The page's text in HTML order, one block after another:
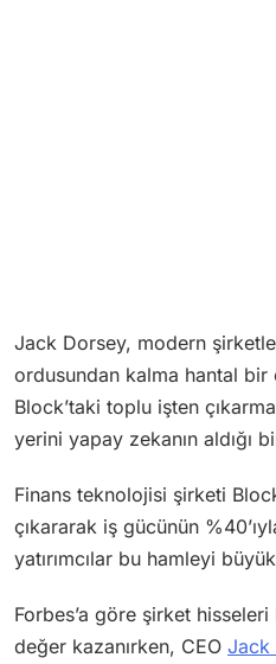
Jack Dorsey, modern
ordusundan kalma hantal
Block’taki toplu işten
yerini yapay zekanın aldığı
Finans teknolojisi şirketi
çıkararak iş gücünün
yatırımcılar bu hamleyi
Forbes’a göre şirket
değer kazanırken, CEO Jack